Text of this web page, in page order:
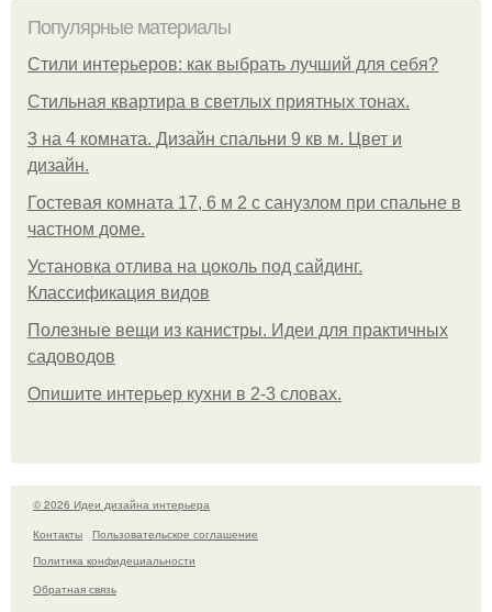
Популярные материалы
Стили интерьеров: как выбрать лучший для себя?
Стильная квартира в светлых приятных тонах.
3 на 4 комната. Дизайн спальни 9 кв м. Цвет и
дизайн.
Гостевая комната 17, 6 м 2 с санузлом при спальне в
частном доме.
Установка отлива на цоколь под сайдинг.
Классификация видов
Полезные вещи из канистры. Идеи для практичных
садоводов
Опишите интерьер кухни в 2-3 словах.
© 2026 Идеи дизайна интерьера
Контакты
Пользовательское соглашение
Политика конфидециальности
Обратная связь